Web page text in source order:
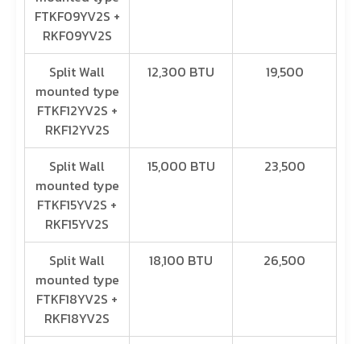
FTKF09YV2S +
RKF09YV2S
Split Wall
mounted type
FTKF12YV2S +
RKF12YV2S
12,300 BTU 19,500
Split Wall
mounted type
FTKF15YV2S +
RKF15YV2S
15,000 BTU 23,500
Split Wall
mounted type
FTKF18YV2S +
RKF18YV2S
18,100 BTU 26,500